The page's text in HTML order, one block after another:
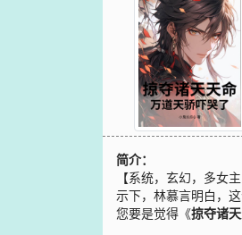
简介：
【系统，玄幻，多女
示下，林慕言明白，
您要是觉得《掠夺诸